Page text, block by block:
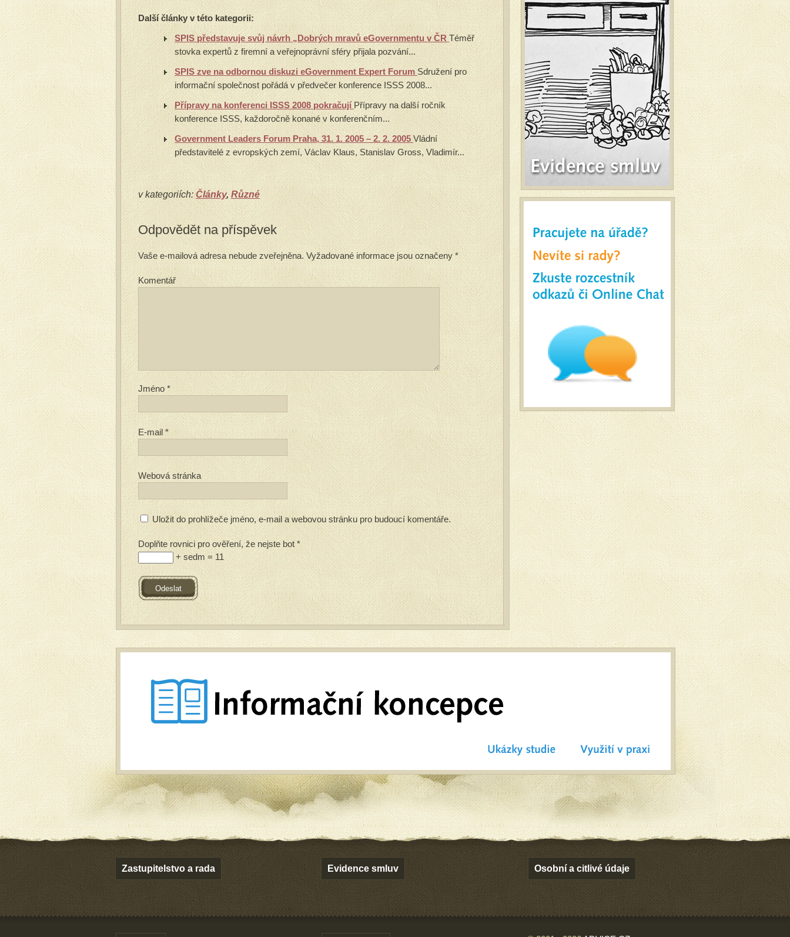
Další články v této kategorii:
SPIS představuje svůj návrh „Dobrých mravů eGovernmentu v ČRTéměř
stovka expertů z firemní a veřejnoprávní sféry přijala pozvání...
SPIS zve na odbornou diskuzi eGovernment Expert Forum Sdružení pro
informační společnost pořádá v předvečer konference ISSS 2008...
Přípravy na konferenci ISSS 2008 pokračují Přípravy na další ročník
konference ISSS, každoročně konané v konferenčním...
Government Leaders Forum Praha, 31. 1. 2005 – 2. 2. 2005 Vládní
představitelé z evropských zemí, Václav Klaus, Stanislav Gross, Vladimír...
v kategoriích:Články, Různé
Odpovědět na příspěvek
Vaše e-mailová adresa nebude zveřejněna. Vyžadované informace jsou označeny *
Komentář
Jméno *
E-mail *
Webová stránka
Uložit do prohlížeče jméno, e-mail a webovou stránku pro budoucí komentáře.
Doplňte rovnici pro ověření, že nejste bot *
+ sedm = 11
Zastupitelstvo a rada Evidence smluv Osobní a citlivé údaje